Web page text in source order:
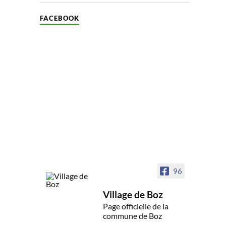
FACEBOOK
96
Village de Boz
Page officielle de la
commune de Boz